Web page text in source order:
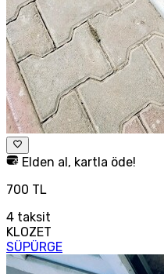
Elden al, kartla öde!
700 TL
4 taksit
KLOZET
SÜPÜRGE